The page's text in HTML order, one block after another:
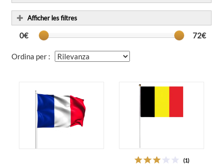
0€ 72€
Afficher les filtres
Ordina per :
(1)